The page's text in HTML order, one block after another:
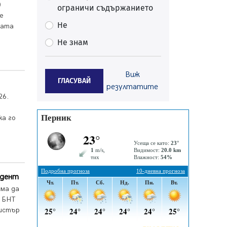
го
да
БНТ
Перник
Вече няма чакащи с години за
присъединяване към мрежата на
05.08.2026, 11:22
След сигнали: Санкции за шумни
младежи и предупреждения
Перник
Непълнолетни с електрически
тротинетки санкционирани при
нощна проверка в Перник
05.08.2026, 10:00
По-малко тежки катастрофи в
Пернишко от началото на
годината
ограничи съдържанието
Не
Не знам
ГЛАСУВАЙ
Виж
резултатите